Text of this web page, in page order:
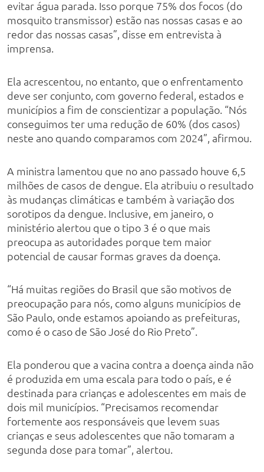
evitar água parada. Isso porque 75% dos focos (do
mosquito transmissor) estão nas nossas casas e ao
redor das nossas casas”, disse em entrevista à
imprensa.
Ela acrescentou, no entanto, que o enfrentamento
deve ser conjunto, com governo federal, estados e
municípios a fim de conscientizar a população. “Nós
conseguimos ter uma redução de 60% (dos casos)
neste ano quando comparamos com 2024”, afirmou.
A ministra lamentou que no ano passado houve 6,5
milhões de casos de dengue. Ela atribuiu o resultado
às mudanças climáticas e também à variação dos
sorotipos da dengue. Inclusive, em janeiro, o
ministério alertou que o tipo 3 é o que mais
preocupa as autoridades porque tem maior
potencial de causar formas graves da doença.
“Há muitas regiões do Brasil que são motivos de
preocupação para nós, como alguns municípios de
São Paulo, onde estamos apoiando as prefeituras,
como é o caso de São José do Rio Preto”.
Ela ponderou que a vacina contra a doença ainda não
é produzida em uma escala para todo o país, e é
destinada para crianças e adolescentes em mais de
dois mil municípios. “Precisamos recomendar
fortemente aos responsáveis que levem suas
crianças e seus adolescentes que não tomaram a
segunda dose para tomar”, alertou.